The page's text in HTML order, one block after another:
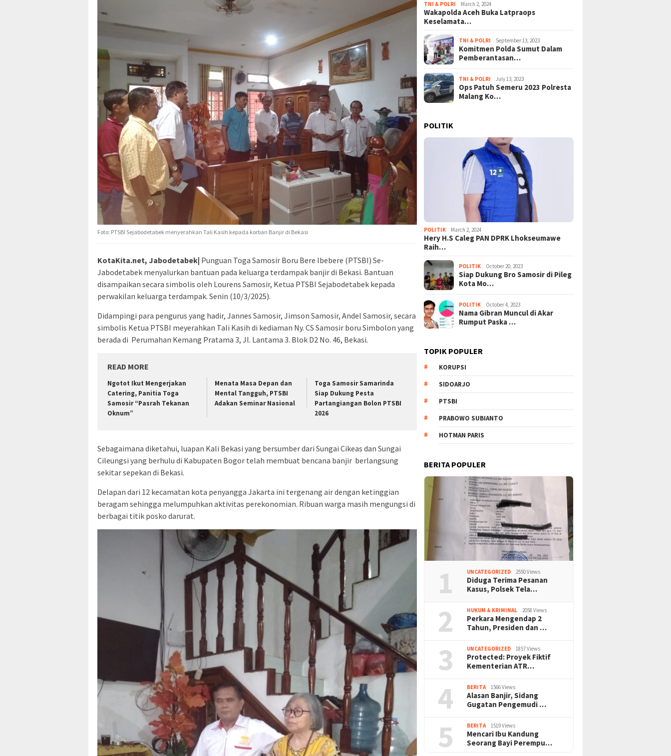
Foto: PTSBI Sejabodetabek menyerahkan Tali Kasih kepada korban Banjir di Bekasi
KotaKita.net, Jabodetabek| Punguan Toga Samosir Boru Bere Ibebere (PTSBI) Se-
Jabodetabek menyalurkan bantuan pada keluarga terdampak banjir di Bekasi. Bantuan
disampaikan secara simbolis oleh Lourens Samosir, Ketua PTSBI Sejabodetabek kepada
perwakilan keluarga terdampak. Senin (10/3/2025).
Didampingi para pengurus yang hadir, Jannes Samosir, Jimson Samosir, Andel Samosir, secara
simbolis Ketua PTSBI meyerahkan Tali Kasih di kediaman Ny. CS Samosir boru Simbolon yang
berada di Perumahan Kemang Pratama 3, Jl. Lantama 3. Blok D2 No. 46, Bekasi.
READ MORE
Ngotot Ikut Mengerjakan
Catering, Panitia Toga
Samosir “Pasrah Tekanan
Oknum”
Menata Masa Depan dan
Mental Tangguh, PTSBI
Adakan Seminar Nasional
Toga Samosir Samarinda
Siap Dukung Pesta
Partangiangan Bolon PTSBI
2026
Sebagaimana diketahui, luapan Kali Bekasi yang bersumber dari Sungai Cikeas dan Sungai
Cileungsi yang berhulu di Kabupaten Bogor telah membuat bencana banjir berlangsung
sekitar sepekan di Bekasi.
Delapan dari 12 kecamatan kota penyangga Jakarta ini tergenang air dengan ketinggian
beragam sehingga melumpuhkan aktivitas perekonomian. Ribuan warga masih mengungsi di
berbagai titik posko darurat.
TNI & POLRI March 2, 2024
Wakapolda Aceh Buka Latpraops
Keselamata…
TNI & POLRI September 13, 2023
Komitmen Polda Sumut Dalam
Pemberantasan…
TNI & POLRI July 13, 2023
Ops Patuh Semeru 2023 Polresta
Malang Ko…
POLITIK
POLITIK March 2, 2024
Hery H.S Caleg PAN DPRK Lhokseumawe
Raih…
POLITIK October 20, 2023
Siap Dukung Bro Samosir di Pileg
Kota Mo…
POLITIK October 4, 2023
Nama Gibran Muncul di Akar
Rumput Paska …
TOPIK POPULER
KORUPSI
SIDOARJO
PTSBI
PRABOWO SUBIANTO
HOTMAN PARIS
BERITA POPULER
1 UNCATEGORIZED 2550 Views
Diduga Terima Pesanan
Kasus, Polsek Tela…
2 HUKUM & KRIMINAL 2058 Views
Perkara Mengendap 2
Tahun, Presiden dan …
3 UNCATEGORIZED 1857 Views
Protected: Proyek Fiktif
Kementerian ATR…
4 BERITA 1566 Views
Alasan Banjir, Sidang
Gugatan Pengemudi …
5 BERITA 1519 Views
Mencari Ibu Kandung
Seorang Bayi Perempu…